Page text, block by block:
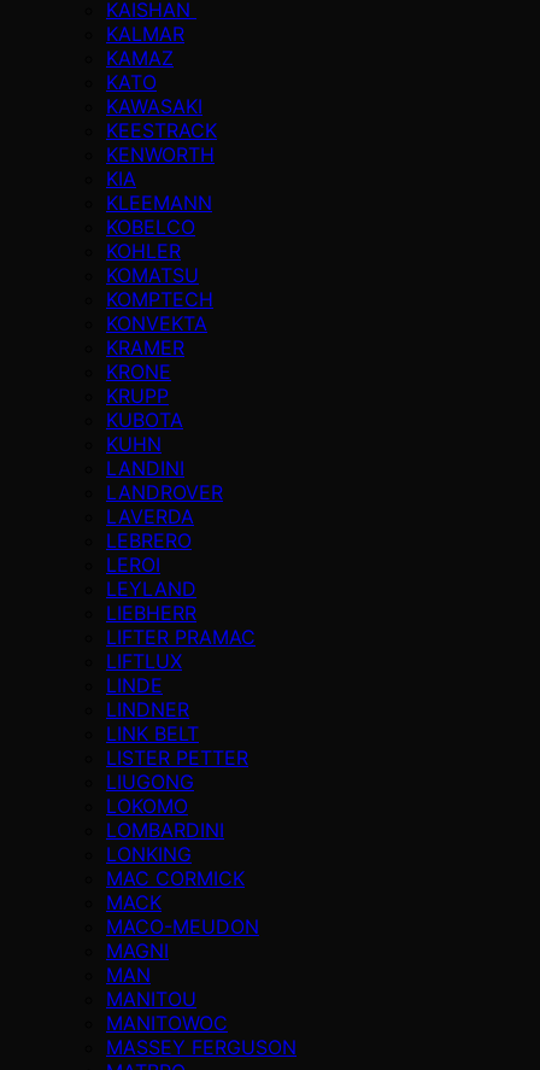
KAISHAN
KALMAR
KAMAZ
KATO
KAWASAKI
KEESTRACK
KENWORTH
KIA
KLEEMANN
KOBELCO
KOHLER
KOMATSU
KOMPTECH
KONVEKTA
KRAMER
KRONE
KRUPP
KUBOTA
KUHN
LANDINI
LANDROVER
LAVERDA
LEBRERO
LEROI
LEYLAND
LIEBHERR
LIFTER PRAMAC
LIFTLUX
LINDE
LINDNER
LINK BELT
LISTER PETTER
LIUGONG
LOKOMO
LOMBARDINI
LONKING
MAC CORMICK
MACK
MACO-MEUDON
MAGNI
MAN
MANITOU
MANITOWOC
MASSEY FERGUSON